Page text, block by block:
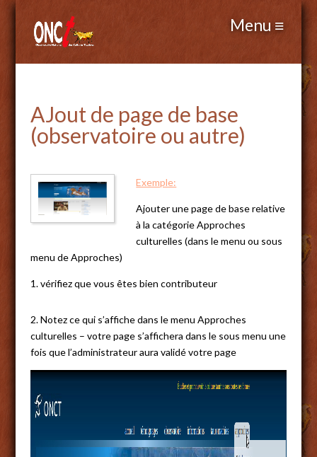
AJout de page de base
(observatoire ou autre)
Exemple:
Ajouter une page de base relative
à la catégorie Approches
culturelles (dans le menu ou sous
menu de Approches)
1. vérifiez que vous êtes bien contributeur
2. Notez ce qui s’affiche dans le menu Approches
culturelles – votre page s’affichera dans le sous menu une
fois que l’administrateur aura validé votre page